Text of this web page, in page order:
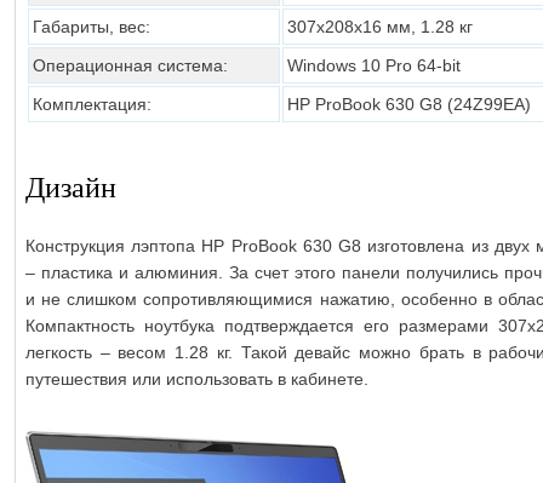
Габариты, вес:
307х208х16 мм, 1.28 кг
Операционная система:
Windows 10 Pro 64-bit
Комплектация:
HP ProBook 630 G8 (24Z99EA)
Дизайн
Конструкция лэптопа HP ProBook 630 G8 изготовлена из двух
– пластика и алюминия. За счет этого панели получились
и не слишком сопротивляющимися нажатию, особенно в
Компактность ноутбука подтверждается его размерами
легкость – весом 1.28 кг. Такой девайс можно брать в
путешествия или использовать в кабинете.